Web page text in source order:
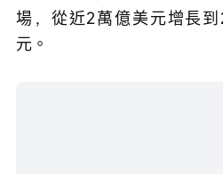
場，從近2萬億美元增長
元。